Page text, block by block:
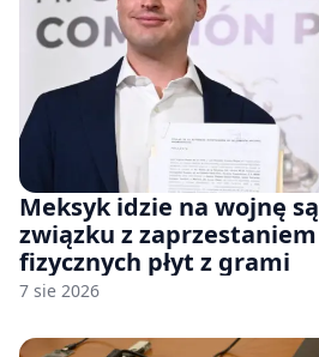
Meksyk idzie na wojnę
związku z
fizycznych płyt z grami
7 sie 2026